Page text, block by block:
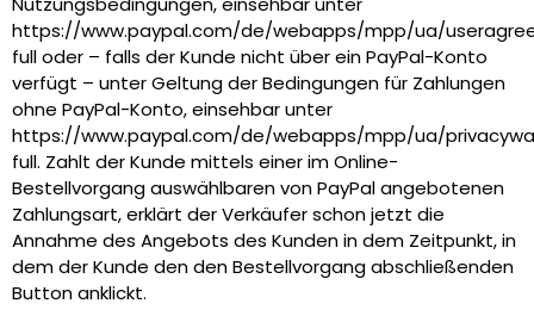
https://www.paypal.com/de/webapps/mpp/ua/
full oder – falls der Kunde nicht über ein PayPal-Konto
verfügt – unter Geltung der Bedingungen für Zahlungen
ohne PayPal-Konto, einsehbar unter
https://www.paypal.com/de/webapps/mpp/ua/
full. Zahlt der Kunde mittels einer im Online-
Bestellvorgang auswählbaren von PayPal angebotenen
Zahlungsart, erklärt der Verkäufer schon jetzt die
Annahme des Angebots des Kunden in dem Zeitpunkt, in
dem der Kunde den den Bestellvorgang abschließenden
Button anklickt.